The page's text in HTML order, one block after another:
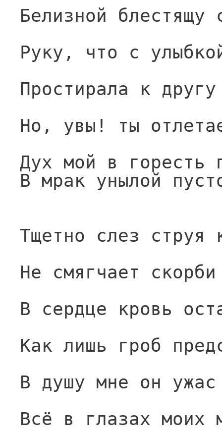
Белизной блестящу
Руку, что с
Простирала к
Но, увы! ты
Дух мой в горесть
В мрак унылой
Тщетно слез струя
Не смягчает
В сердце кровь
Как лишь гроб
В душу мне он
Всё в глазах моих